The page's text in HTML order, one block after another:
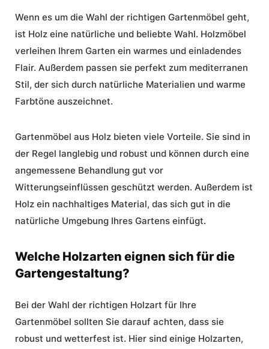
Wenn es um die Wahl der richtigen Gartenmöbel geht,
ist Holz eine natürliche und beliebte Wahl. Holzmöbel
verleihen Ihrem Garten ein warmes und einladendes
Flair. Außerdem passen sie perfekt zum mediterranen
Stil, der sich durch natürliche Materialien und warme
Farbtöne auszeichnet.
Gartenmöbel aus Holz bieten viele Vorteile. Sie sind in
der Regel langlebig und robust und können durch eine
angemessene Behandlung gut vor
Witterungseinflüssen geschützt werden. Außerdem ist
Holz ein nachhaltiges Material, das sich gut in die
natürliche Umgebung Ihres Gartens einfügt.
Welche Holzarten eignen sich für die
Gartengestaltung?
Bei der Wahl der richtigen Holzart für Ihre
Gartenmöbel sollten Sie darauf achten, dass sie
robust und wetterfest ist. Hier sind einige Holzarten,